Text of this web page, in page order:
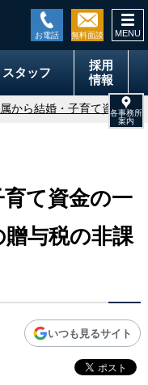
スタッフ
採用
情報
から結婚・子育て資金の
て資金の一
与税の非課
いつも見るサイト